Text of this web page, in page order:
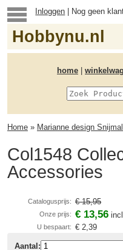
Inloggen | Nog geen
Hobbynu.nl
home
Home » Marianne design
Col1548
Accessories
Catalogusprijs: € 15,95
Onze prijs: € 13,56
U bespaart: € 2,39
Aantal: